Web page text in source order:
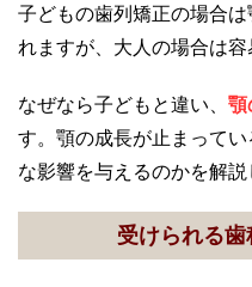
子どもの歯列矯正の場合
れますが、大人の場合は容
なぜなら子どもと違い、 顎
す。顎の成長が止まって
な影響を与えるのかを解説
受けられる